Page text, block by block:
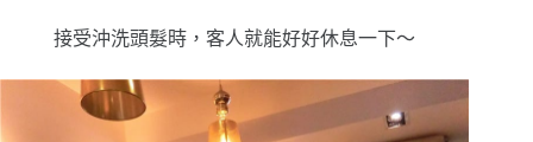
接受沖洗頭髮時，客人就能好好休息一下～